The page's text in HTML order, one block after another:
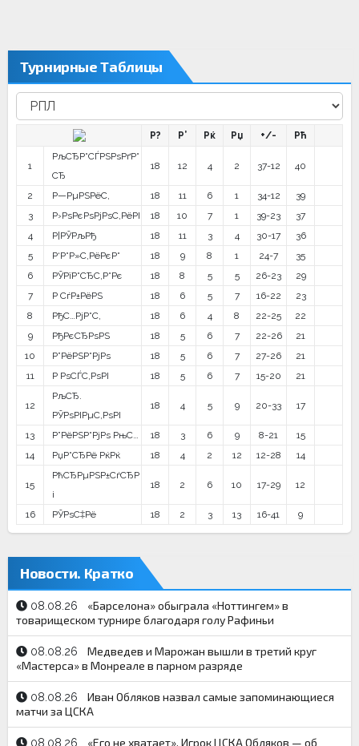
Турнирные Таблицы
Р? Р’ Рќ Рџ +/- Рћ
1
РљСЂР°СЃРЅРѕРґР°
СЂ
18 12 4 2 37-12 40
2 Р—РµРЅРёС‚ 18 11 6 1 34-12
39
3
Р›РѕРєРѕРјРѕС‚РёРІ 18 10 7 1 39-23
37
4
Р¦РЎРљРђ 18 11 3 4 30-17
36
5
Р‘Р°Р»С‚РёРєР° 18 9 8 1 24-7
35
6
РЎРїР°СЂС‚Р°Рє 18 8 5 5 26-23
29
7
Р СѓР±РёРЅ 18 6 5 7 16-22
23
8
РђС…РјР°С‚ 18 6 4 8 22-25
22
9
РђРєСЂРѕРЅ 18 5 6 7 22-26
21
10
Р”РёРЅР°РјРѕ 18 5 6 7 27-26
21
11
Р РѕСЃС‚РѕРІ 18 5 6 7 15-20 21
12
РљСЂ.
РЎРѕРІРµС‚РѕРІ
18 4 5 9 20-33 17
13 Р”РёРЅР°РјРѕ РњС… 18 3 6 9 8-21
15
14
РџР°СЂРё РќРќ 18 4 2 12 12-28 14
15
РћСЂРµРЅР±СѓСЂР
і
18 2 6 10 17-29 12
16 РЎРѕС‡Рё 18 2 3 13 16-41 9
Новости. Кратко
08.08.26
«Барселона» обыграла «Ноттингем» в
товарищеском турнире благодаря голу Рафиньи
08.08.26
Медведев и Марожан вышли в третий круг
«Мастерса» в Монреале в парном разряде
08.08.26
Иван Обляков назвал самые запоминающиеся
матчи за ЦСКА
08.08.26 «Его не хватает». Игрок ЦСКА Обляков — об